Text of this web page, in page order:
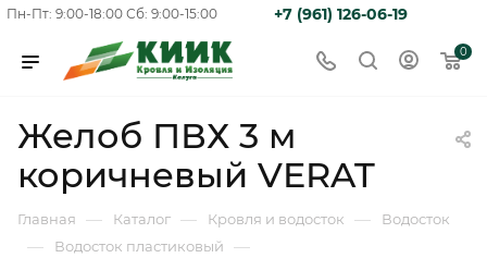
Пн-Пт: 9:00-18:00 Сб: 9:00-15:00 +7 (961) 126-06-19
0
Желоб ПВХ 3 м
коричневый VERAT
Главная — Каталог — Кровля и водосток — Водосток
— Водосток пластиковый —